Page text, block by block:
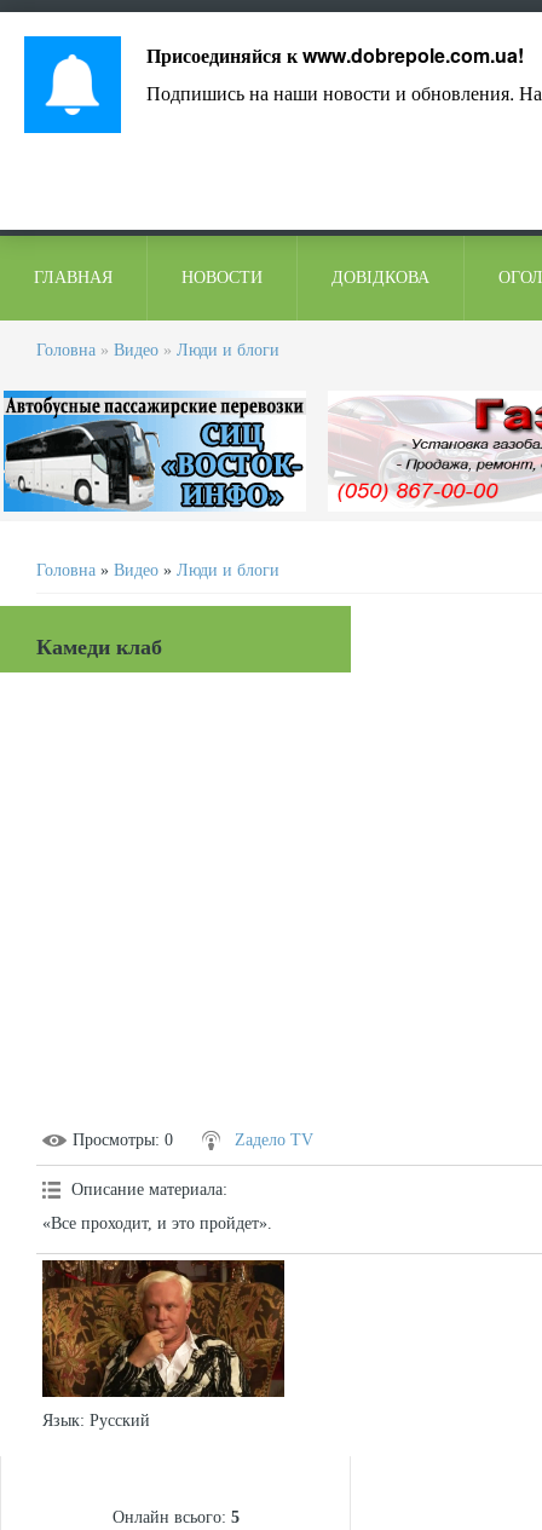
ГЛАВНАЯ НОВОСТИ ДОВІДКОВА
Головна » Видео » Люди и блоги
Головна » Видео » Люди и блоги
Камеди клаб
Просмотры: 0 Zадело TV
Описание материала:
«Все проходит, и это пройдет».
Язык: Русский
Онлайн всього: 5
Присоединяйся кwww.dobrepole.com.ua!
Подпишись на наши новости и обновления.